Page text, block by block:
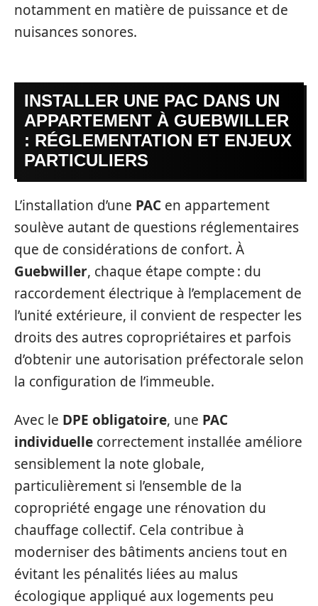
notamment en matière de puissance et de
nuisances sonores.
INSTALLER UNE PAC DANS UN
APPARTEMENT À GUEBWILLER
: RÉGLEMENTATION ET ENJEUX
PARTICULIERS
L’installation d’une PAC en appartement
soulève autant de questions réglementaires
que de considérations de confort. À
Guebwiller, chaque étape compte : du
raccordement électrique à l’emplacement de
l’unité extérieure, il convient de respecter les
droits des autres copropriétaires et parfois
d’obtenir une autorisation préfectorale selon
la configuration de l’immeuble.
Avec le DPE obligatoire, une PAC
individuelle correctement installée améliore
sensiblement la note globale,
particulièrement si l’ensemble de la
copropriété engage une rénovation du
chauffage collectif. Cela contribue à
moderniser des bâtiments anciens tout en
évitant les pénalités liées au malus
écologique appliqué aux logements peu